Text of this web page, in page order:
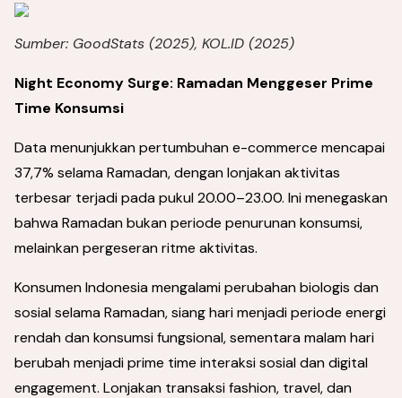
Sumber: GoodStats (2025), KOL.ID (2025)
Night Economy Surge: Ramadan Menggeser Prime
Time Konsumsi
Data menunjukkan pertumbuhan e-commerce mencapai
37,7% selama Ramadan, dengan lonjakan aktivitas
terbesar terjadi pada pukul 20.00–23.00. Ini menegaskan
bahwa Ramadan bukan periode penurunan konsumsi,
melainkan pergeseran ritme aktivitas.
Konsumen Indonesia mengalami perubahan biologis dan
sosial selama Ramadan, siang hari menjadi periode energi
rendah dan konsumsi fungsional, sementara malam hari
berubah menjadi prime time interaksi sosial dan digital
engagement. Lonjakan transaksi fashion, travel, dan